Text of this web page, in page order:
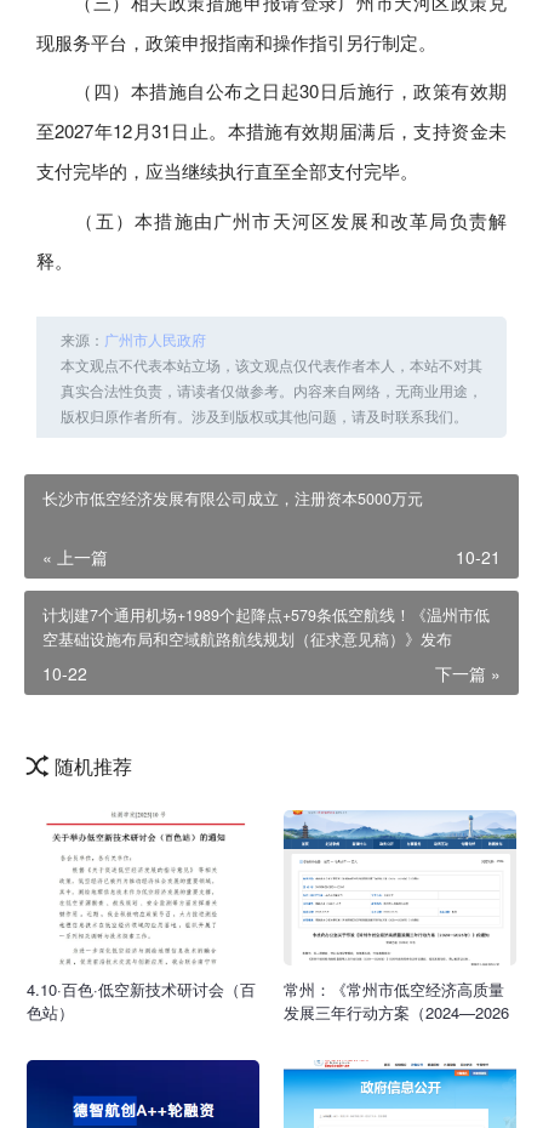
现服务平台，政策申报指南和操作指引另行制定。
（四）本措施自公布之日起30日后施行，政策有效期
至2027年12月31日止。本措施有效期届满后，支持资金未
支付完毕的，应当继续执行直至全部支付完毕。
（五）本措施由广州市天河区发展和改革局负责解
释。
来源： 广州市人民政府
本文观点不代表本站立场，该文观点仅代表作者本人，本站不对其
真实合法性负责，请读者仅做参考。内容来自网络，无商业用途，
版权归原作者所有。涉及到版权或其他问题，请及时联系我们。
长沙市低空经济发展有限公司成立，注册资本5000万元
« 上一篇 10-21
计划建7个通用机场+1989个起降点+579条低空航线！《温州市低
空基础设施布局和空域航路航线规划（征求意见稿）》发布
下一篇 »
10-22
随机推荐
4.10·百色·低空新技术研讨会（百
色站）
常州：《常州市低空经济高质量
发展三年行动方案（2024—2026